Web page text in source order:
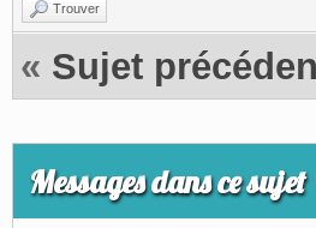
Trouver
« Sujet
Messages dans ce sujet